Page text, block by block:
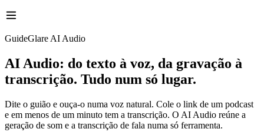
GuideGlare AI Audio
AI Audio: do texto à voz, da gravação à
transcrição. Tudo num só lugar.
Dite o guião e ouça-o numa voz natural. Cole o link de um podcast
e em menos de um minuto tem a transcrição. O AI Audio reúne a
geração de som e a transcrição de fala numa só ferramenta.